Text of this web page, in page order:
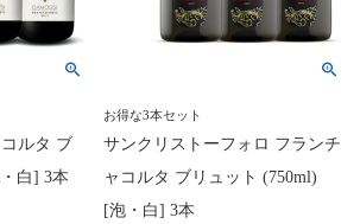
ルタ ブ
白] 3本
お得な3本セット
サンクリストーフォロ フランチ
ャコルタ ブリュット (750ml)
[泡・白] 3本